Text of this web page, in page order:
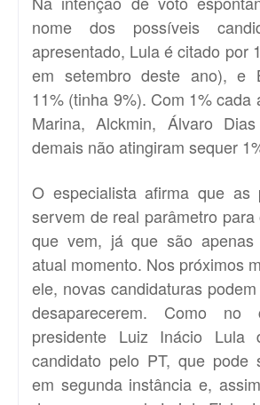
nome dos possíveis
apresentado, Lula é citado por
em setembro deste ano), e
11% (tinha 9%). Com 1% cada
Marina, Alckmin, Álvaro
demais não atingiram sequer
O especialista afirma que as
servem de real parâmetro
que vem, já que são
atual momento. Nos próximos
ele, novas candidaturas
desaparecerem. Como
presidente Luiz Inácio Lula
candidato pelo PT, que pode
em segunda instância e,